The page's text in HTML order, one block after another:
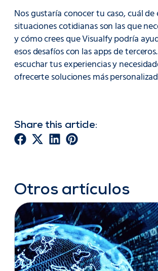
Nos gustaría conocer tu caso, cuál de
situaciones cotidianas son las que
y cómo crees que Visualfy podría
esos desafíos con las apps de
escuchar tus experiencias y
ofrecerte soluciones más
Share this article:
Otros artículos